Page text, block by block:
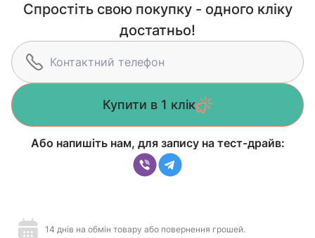
Спростіть свою покупку - одного кліку
достатньо!
Купити в 1 клік
Або напишіть нам, для запису на тест-драйв:
14 днів на обмін товару або повернення грошей.